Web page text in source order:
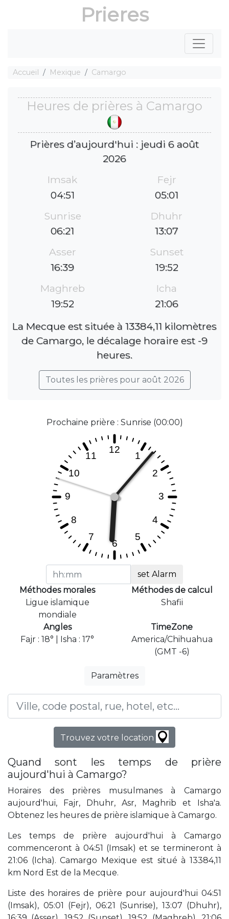
Prieres
Accueil Mexique Camargo
Heures de prières à Camargo
Prières d’aujourd'hui : jeudi 6 août
2026
Imsak
04:51
Fejr
05:01
Sunrise
06:21
Dhuhr
13:07
Asser
16:39
Sunset
19:52
Maghreb
19:52
Icha
21:06
La Mecque est située à 13384,11 kilomètres
de Camargo, le décalage horaire est -9
heures.
Toutes les prières pour août 2026
Prochaine prière : Sunrise (00:00)
set Alarm
Méthodes morales
Ligue islamique
mondiale
Méthodes de calcul
Shafii
Angles
Fajr : 18° | Isha : 17°
TimeZone
America/Chihuahua
(GMT -6)
Paramètres
Trouvez votre location
Quand sont les temps de prière
aujourd'hui à Camargo?
Horaires des prières musulmanes à Camargo
aujourd'hui, Fajr, Dhuhr, Asr, Maghrib et Isha'a.
Obtenez les heures de prière islamique à Camargo.
Les temps de prière aujourd'hui à Camargo
commenceront à 04:51 (Imsak) et se termineront à
21:06 (Icha). Camargo Mexique est situé à 13384,11
km Nord Est de la Mecque.
Liste des horaires de prière pour aujourd'hui 04:51
(Imsak), 05:01 (Fejr), 06:21 (Sunrise), 13:07 (Dhuhr),